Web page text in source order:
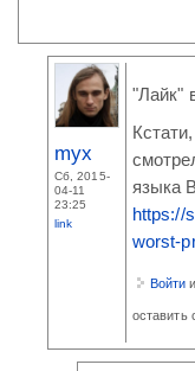
myx
Сб, 2015-
04-11
23:25
link
"Лайк"
языка
https://
worst-
Войти
оставить